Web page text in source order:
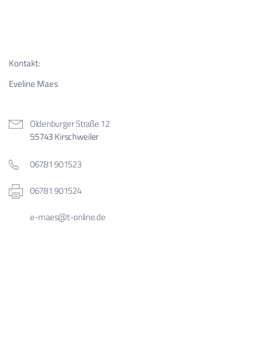
Kontakt:
Eveline Maes
Oldenburger Straße 12
55743 Kirschweiler
06781 901523
06781 901524
e-maes@t-online.de